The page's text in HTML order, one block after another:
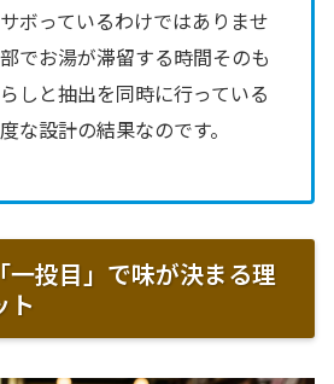
ボっているわけではありませ
でお湯が滞留する時間そのも
しと抽出を同時に行っている
な設計の結果なのです。
一投目」で味が決まる理
ト